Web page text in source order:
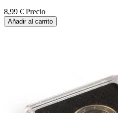
8,99 € Precio
Añadir al carrito